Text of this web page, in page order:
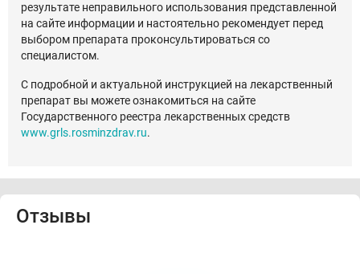
результате неправильного использования представленной
на сайте информации и настоятельно рекомендует перед
выбором препарата проконсультироваться со
специалистом.
С подробной и актуальной инструкцией на лекарственный
препарат вы можете ознакомиться на сайте
Государственного реестра лекарственных средств
www.grls.rosminzdrav.ru.
Отзывы